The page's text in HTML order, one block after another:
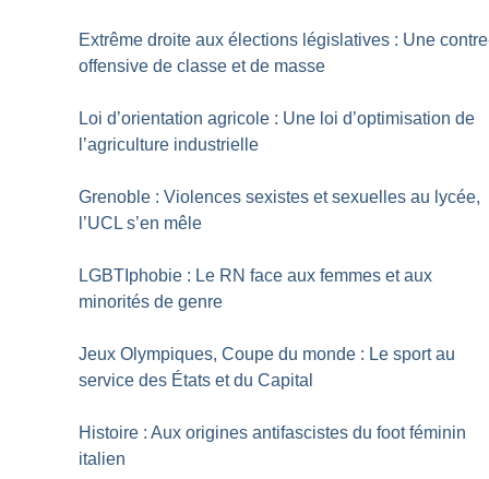
Extrême droite aux élections législatives : Une
offensive de classe et de masse
Loi d’orientation agricole : Une loi d’optimisation de
l’agriculture industrielle
Grenoble : Violences sexistes et sexuelles au lycée,
l’UCL s’en mêle
LGBTIphobie : Le RN face aux femmes et aux
minorités de genre
Jeux Olympiques, Coupe du monde : Le sport au
service des États et du Capital
Histoire : Aux origines antifascistes du foot féminin
italien